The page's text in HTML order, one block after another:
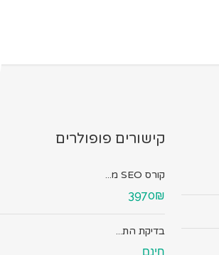
קישורים פופולרים
קורס SEO מ...
3970₪
בדיקת הת...
חינם